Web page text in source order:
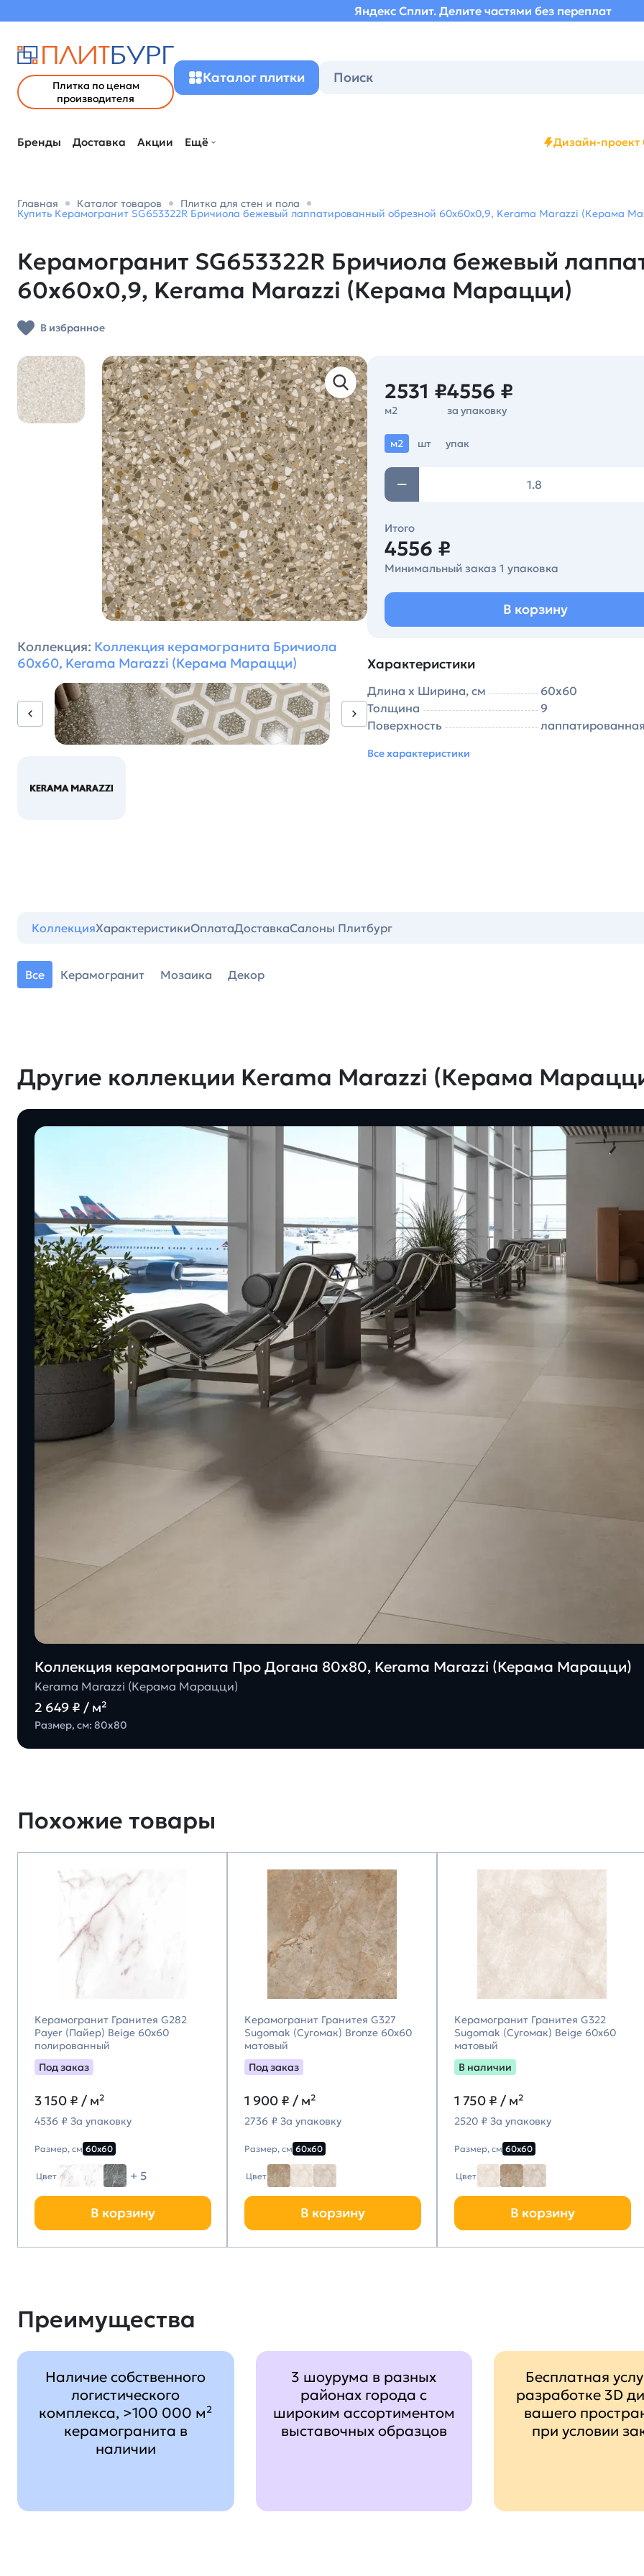
Яндекс Сплит. Делите частями без переплат
Плитка по ценам
производителя
Каталог плитки
Бренды Доставка Акции Ещё Дизайн-проект
Главная Каталог товаров Плитка для стен и пола
Купить Керамогранит SG653322R Бричиола бежевый лаппатированный обрезной 60x60x0,9, Kerama Marazzi (Керама
Керамогранит SG653322R Бричиола бежевый
60x60x0,9, Kerama Marazzi (Керама Марацци)
В избранное
Коллекция: Коллекция керамогранита Бричиола
60х60, Kerama Marazzi (Керама Марацци)
2531 ₽
м2
4556 ₽
за упаковку
м2 шт упак
Итого
4556 ₽
Минимальный заказ 1 упаковка
В корзину
Характеристики
Длина х Ширина, см
60х60
Толщина
9
Поверхность
Все характеристики
КоллекцияХарактеристикиОплатаДоставкаСалоны Плитбург
Все Керамогранит Мозаика Декор
Другие коллекции Kerama Marazzi (Керама
Коллекция керамогранита Про Догана 80х80, Kerama Marazzi (Керама Марацци)
Kerama Marazzi (Керама Марацци)
2 649 ₽ / м²
Размер, см: 80х80
Похожие товары
Керамогранит Гранитея G282
Payer (Пайер) Beige 60х60
полированный
Под заказ
3 150 ₽ / м²
4536 ₽ За упаковку
Размер, см 60х60
Цвет + 5
В корзину
Керамогранит Гранитея G327
Sugomak (Сугомак) Bronze 60х60
матовый
Под заказ
1 900 ₽ / м²
2736 ₽ За упаковку
Размер, см 60х60
Цвет
В корзину
Керамогранит Гранитея G322
Sugomak (Сугомак) Beige 60х60
матовый
В наличии
1 750 ₽ / м²
2520 ₽ За упаковку
Размер, см 60х60
Цвет
В корзину
Преимущества
Наличие собственного
логистического
комплекса, >100 000 м²
керамогранита в
наличии
3 шоурума в разных
районах города с
широким ассортиментом
выставочных образцов
Бесплатная
разработке 3D
вашего
при условии